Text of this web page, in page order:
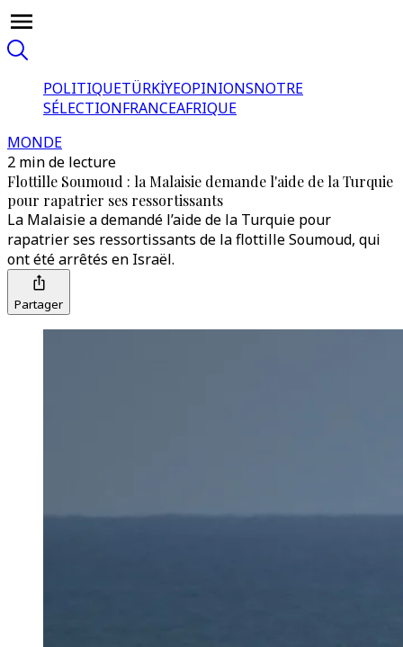
POLITIQUETÜRKİYEOPINIONSNOTRE
SÉLECTIONFRANCEAFRIQUE
MONDE
2 min de lecture
Flottille Soumoud : la Malaisie demande l'aide de la Turquie
pour rapatrier ses ressortissants
La Malaisie a demandé l’aide de la Turquie pour
rapatrier ses ressortissants de la flottille Soumoud, qui
ont été arrêtés en Israël.
Partager